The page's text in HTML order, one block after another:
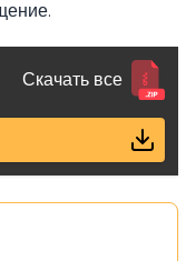
Скачать все